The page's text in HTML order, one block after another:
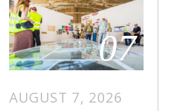
07
AUGUST 7, 2026